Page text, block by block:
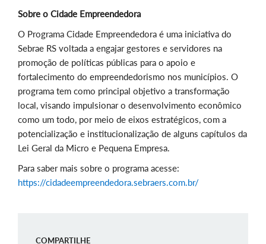
Sobre o Cidade Empreendedora
O Programa Cidade Empreendedora é uma iniciativa do
Sebrae RS voltada a engajar gestores e servidores na
promoção de políticas públicas para o apoio e
fortalecimento do empreendedorismo nos municípios. O
programa tem como principal objetivo a transformação
local, visando impulsionar o desenvolvimento econômico
como um todo, por meio de eixos estratégicos, com a
potencialização e institucionalização de alguns capítulos da
Lei Geral da Micro e Pequena Empresa.
Para saber mais sobre o programa acesse:
https://cidadeempreendedora.sebraers.com.br/
COMPARTILHE